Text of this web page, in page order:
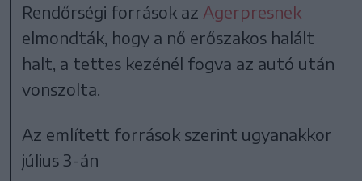
Rendőrségi források az Agerpresnek
elmondták, hogy a nő erőszakos halált
halt, a tettes kezénél fogva az autó után
vonszolta.
Az említett források szerint ugyanakkor
július 3-án